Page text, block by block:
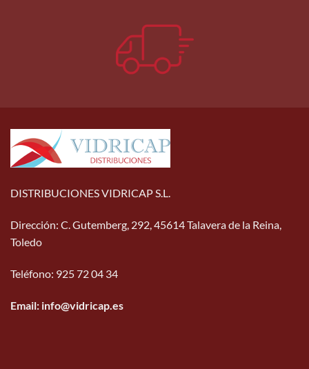
DISTRIBUCIONES VIDRICAP S.L.
Dirección: C. Gutemberg, 292, 45614 Talavera de la Reina,
Toledo
Teléfono: 925 72 04 34
Email: info@vidricap.es